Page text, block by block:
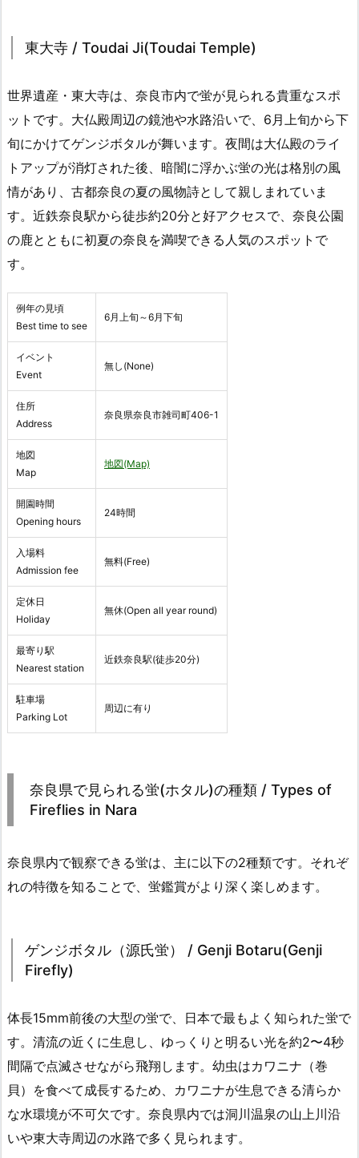
東大寺 / Toudai Ji(Toudai Temple)
世界遺産・東大寺は、奈良市内で蛍が見られる貴重なスポ
ットです。大仏殿周辺の鏡池や水路沿いで、6月上旬から下
旬にかけてゲンジボタルが舞います。夜間は大仏殿のライ
トアップが消灯された後、暗闇に浮かぶ蛍の光は格別の風
情があり、古都奈良の夏の風物詩として親しまれていま
す。近鉄奈良駅から徒歩約20分と好アクセスで、奈良公園
の鹿とともに初夏の奈良を満喫できる人気のスポットで
す。
例年の見頃
Best time to see
6月上旬～6月下旬
イベント
Event
無し(None)
住所
Address
奈良県奈良市雑司町406-1
地図
Map
地図(Map)
開園時間
Opening hours
24時間
入場料
Admission fee
無料(Free)
定休日
Holiday
無休(Open all year round)
最寄り駅
Nearest station
近鉄奈良駅(徒歩20分)
駐車場
Parking Lot
周辺に有り
奈良県で見られる蛍(ホタル)の種類 / Types of
Fireflies in Nara
奈良県内で観察できる蛍は、主に以下の2種類です。それぞ
れの特徴を知ることで、蛍鑑賞がより深く楽しめます。
ゲンジボタル（源氏蛍） / Genji Botaru(Genji
Firefly)
体長15mm前後の大型の蛍で、日本で最もよく知られた蛍で
す。清流の近くに生息し、ゆっくりと明るい光を約2〜4秒
間隔で点滅させながら飛翔します。幼虫はカワニナ（巻
貝）を食べて成長するため、カワニナが生息できる清らか
な水環境が不可欠です。奈良県内では洞川温泉の山上川沿
いや東大寺周辺の水路で多く見られます。